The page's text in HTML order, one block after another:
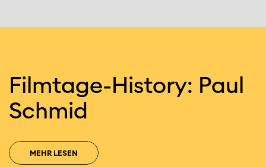
Filmtage-History: Paul
Schmid
MEHR LESEN